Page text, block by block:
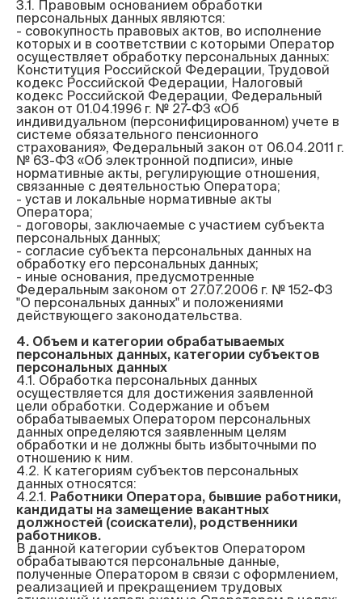
3.1. Правовым основанием обработки
персональных данных являются:
- совокупность правовых актов, во исполнение
которых и в соответствии с которыми Оператор
осуществляет обработку персональных данных:
Конституция Российской Федерации, Трудовой
кодекс Российской Федерации, Налоговый
кодекс Российской Федерации, Федеральный
закон от 01.04.1996 г. № 27-ФЗ «Об
индивидуальном (персонифицированном) учете в
системе обязательного пенсионного
страхования», Федеральный закон от 06.04.2011 г.
№ 63-ФЗ «Об электронной подписи», иные
нормативные акты, регулирующие отношения,
связанные с деятельностью Оператора;
- устав и локальные нормативные акты
Оператора;
- договоры, заключаемые с участием субъекта
персональных данных;
- согласие субъекта персональных данных на
обработку его персональных данных;
- иные основания, предусмотренные
Федеральным законом от 27.07.2006 г. № 152-ФЗ
"О персональных данных" и положениями
действующего законодательства.
4. Объем и категории обрабатываемых
персональных данных, категории субъектов
персональных данных
4.1. Обработка персональных данных
осуществляется для достижения заявленной
цели обработки. Содержание и объем
обрабатываемых Оператором персональных
данных определяются заявленным целям
обработки и не должны быть избыточными по
отношению к ним.
4.2. К категориям субъектов персональных
данных относятся:
4.2.1. Работники Оператора, бывшие работники,
кандидаты на замещение вакантных
должностей (соискатели), родственники
работников.
В данной категории субъектов Оператором
обрабатываются персональные данные,
полученные Оператором в связи с оформлением,
реализацией и прекращением трудовых